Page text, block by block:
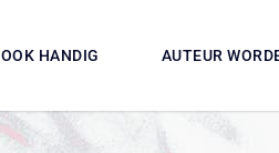
OOK HANDIG AUTEUR